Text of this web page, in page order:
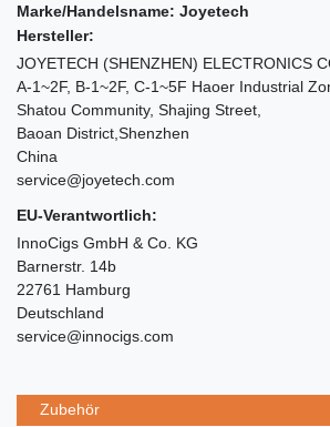
Marke/Handelsname: Joyetech
Hersteller:
JOYETECH (SHENZHEN) ELECTRONICS
A-1~2F, B-1~2F, C-1~5F Haoer Industrial
Shatou Community, Shajing Street,
Baoan District,Shenzhen
China
service@joyetech.com
EU-Verantwortlich:
InnoCigs GmbH & Co. KG
Barnerstr. 14b
22761 Hamburg
Deutschland
service@innocigs.com
Zubehör